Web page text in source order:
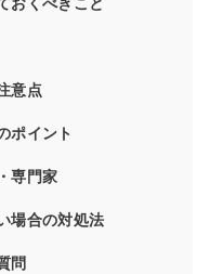
意点
ポイント
専門家
場合の対処法
問